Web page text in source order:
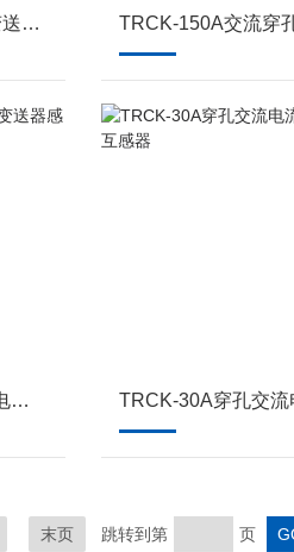
TRCK-200A交流电流霍尔变送器0-200A/4-20mA
TRCK-50A穿孔式霍尔交流电流变送器感测器
末页 跳转到第 页